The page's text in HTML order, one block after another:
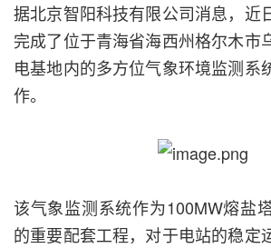
据北京智阳科技有限公司消息，近
完成了位于青海省海西州格尔木市
电基地内的多方位气象环境监测系
作。
该气象监测系统作为100MW熔盐
的重要配套工程，对于电站的稳定